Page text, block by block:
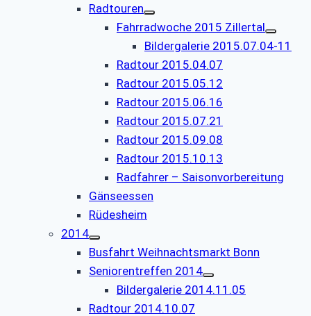
Radtouren
Fahrradwoche 2015 Zillertal
Bildergalerie 2015.07.04-11
Radtour 2015.04.07
Radtour 2015.05.12
Radtour 2015.06.16
Radtour 2015.07.21
Radtour 2015.09.08
Radtour 2015.10.13
Radfahrer – Saisonvorbereitung
Gänseessen
Rüdesheim
2014
Busfahrt Weihnachtsmarkt Bonn
Seniorentreffen 2014
Bildergalerie 2014.11.05
Radtour 2014.10.07